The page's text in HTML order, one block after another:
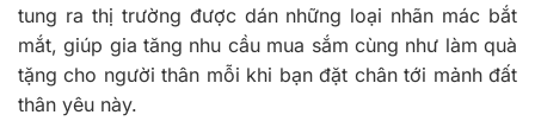
tung ra thị trường được dán những loại nhãn mác bắt
mắt, giúp gia tăng nhu cầu mua sắm cùng như làm quà
tặng cho người thân mỗi khi bạn đặt chân tới mảnh đất
thân yêu này.